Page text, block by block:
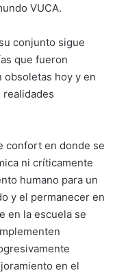
VUCA.
conjunto sigue
que fueron
obsoletas hoy y en
realidades
confort en donde se
ni críticamente
humano para un
y el permanecer en
en la escuela se
en el